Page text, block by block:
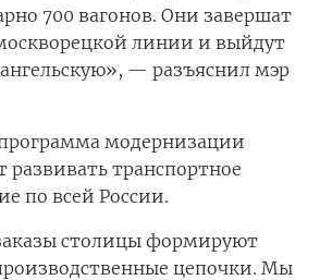
700 вагонов. Они завершат
линии и выйдут
— разъяснил мэр
модернизации
развивать транспортное
по всей России.
столицы формируют
цепочки. Мы